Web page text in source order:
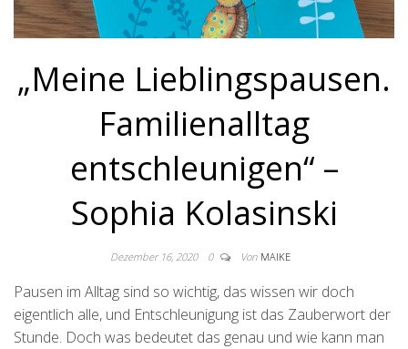
„Meine Lieblingspausen.
Familienalltag
entschleunigen“ –
Sophia Kolasinski
Dezember 16, 2020 0 Von MAIKE
Pausen im Alltag sind so wichtig, das wissen wir doch
eigentlich alle, und Entschleunigung ist das Zauberwort der
Stunde. Doch was bedeutet das genau und wie kann man